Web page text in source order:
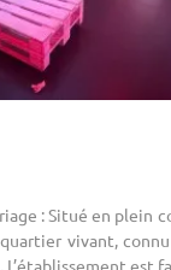
: Situé en plein
vivant,